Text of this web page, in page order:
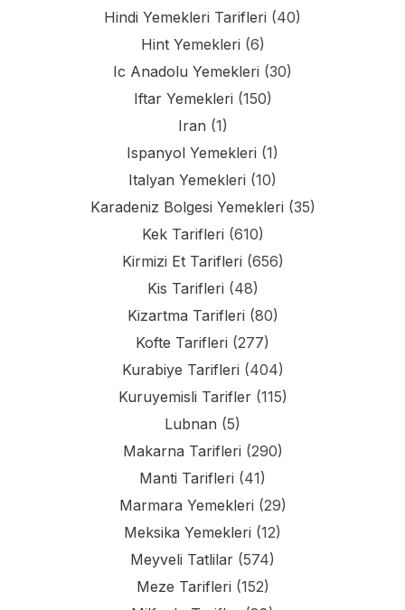
Hindi Yemekleri Tarifleri (40)
Hint Yemekleri (6)
Ic Anadolu Yemekleri (30)
Iftar Yemekleri (150)
Iran (1)
Ispanyol Yemekleri (1)
Italyan Yemekleri (10)
Karadeniz Bolgesi Yemekleri (35)
Kek Tarifleri (610)
Kirmizi Et Tarifleri (656)
Kis Tarifleri (48)
Kizartma Tarifleri (80)
Kofte Tarifleri (277)
Kurabiye Tarifleri (404)
Kuruyemisli Tarifler(115)
Lubnan (5)
Makarna Tarifleri (290)
Manti Tarifleri (41)
Marmara Yemekleri (29)
Meksika Yemekleri (12)
Meyveli Tatlilar (574)
Meze Tarifleri (152)